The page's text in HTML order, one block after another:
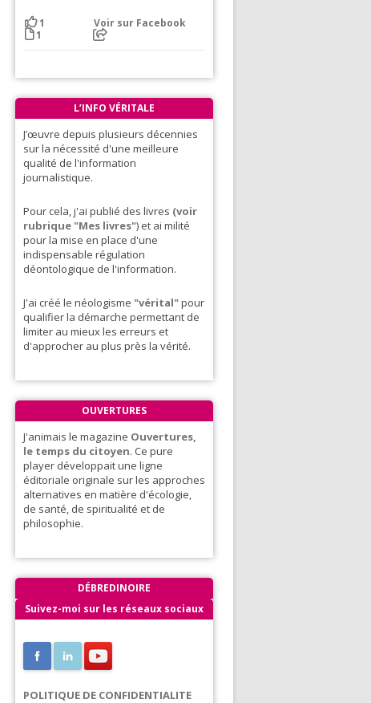
1
1
Voir sur Facebook
L’INFO VÉRITALE
J’œuvre depuis plusieurs décennies
sur la nécessité d'une meilleure
qualité de l'information
journalistique.
Pour cela, j'ai publié des livres (voir
rubrique "Mes livres") et ai milité
pour la mise en place d'une
indispensable régulation
déontologique de l'information.
J'ai créé le néologisme "vérital"pour
qualifier la démarche permettant de
limiter au mieux les erreurs et
d'approcher au plus près la vérité.
OUVERTURES
J'animais le magazine Ouvertures,
le temps du citoyen. Ce pure
player développait une ligne
éditoriale originale sur les approches
alternatives en matière d'écologie,
de santé, de spiritualité et de
philosophie.
DÉBREDINOIRE
Suivez-moi sur les réseaux sociaux
POLITIQUE DE CONFIDENTIALITE